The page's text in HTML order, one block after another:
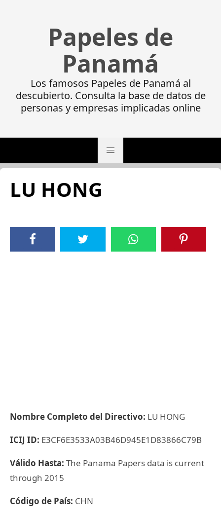
Papeles de
Panamá
Los famosos Papeles de Panamá al
descubierto. Consulta la base de datos de
personas y empresas implicadas online
LU HONG
Nombre Completo del Directivo: LU HONG
ICIJ ID: E3CF6E3533A03B46D945E1D83866C79B
Válido Hasta: The Panama Papers data is current
through 2015
Código de País: CHN